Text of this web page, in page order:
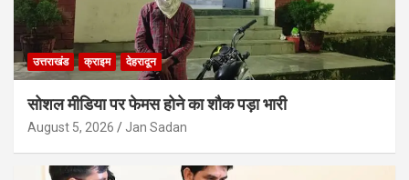
उत्तराखंड क्राइम देहरादून
सोशल मीडिया पर फेमस होने का शौक पड़ा भारी
August 5, 2026 Jan Sadan